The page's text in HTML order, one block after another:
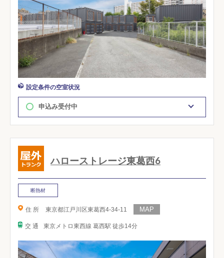
設定条件の空室状況
申込み受付中
ハローストレージ東葛西6
断熱材
住 所 東京都江戸川区東葛西4-34-11
交 通 東京メトロ東西線 葛西駅 徒歩14分